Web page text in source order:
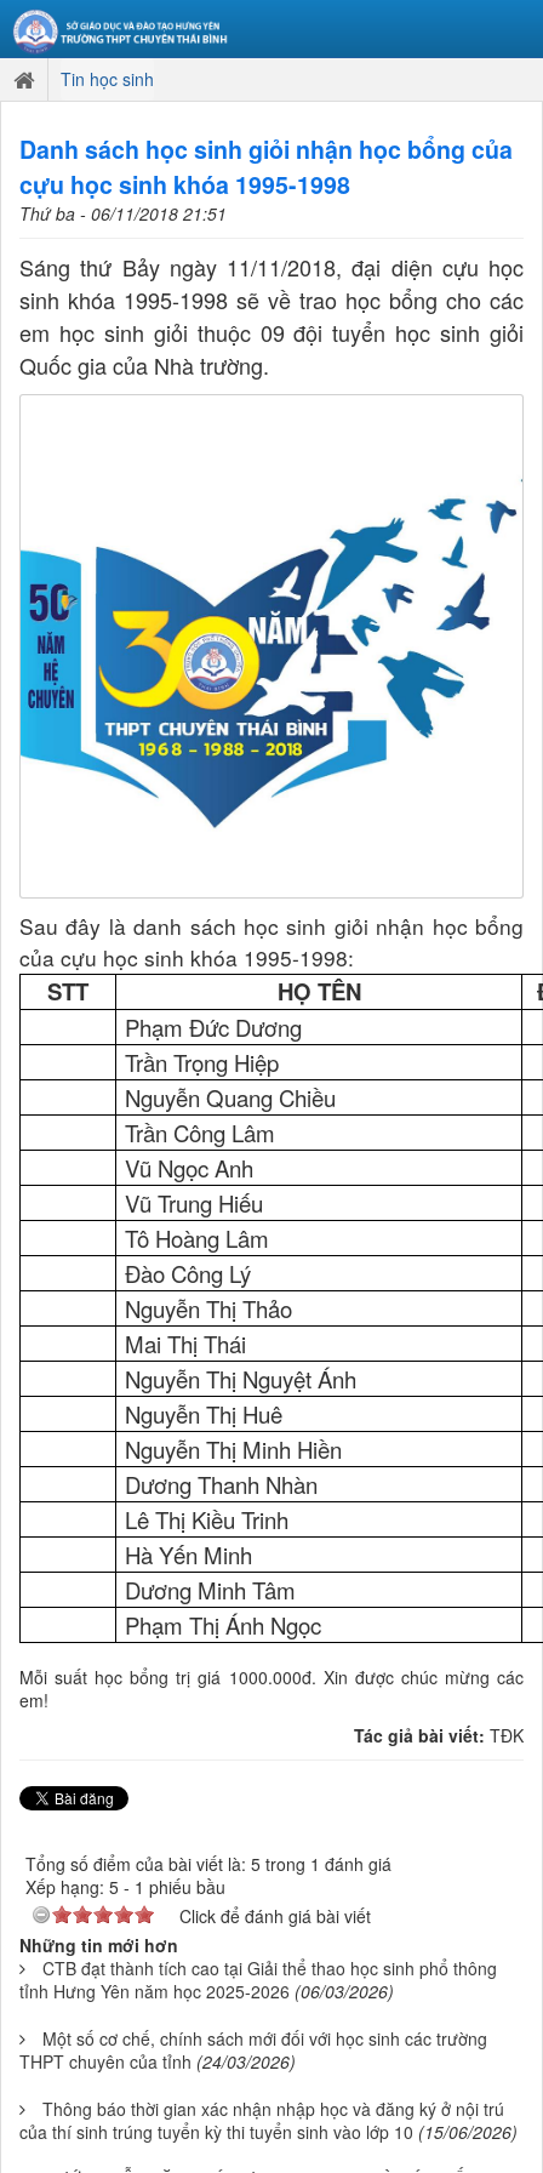
Tin học sinh
Danh sách học sinh giỏi nhận học bổng của
cựu học sinh khóa 1995-1998
Thứ ba - 06/11/2018 21:51
Sáng thứ Bảy ngày 11/11/2018, đại diện cựu học
sinh khóa 1995-1998 sẽ về trao học bổng cho các
em học sinh giỏi thuộc 09 đội tuyển học sinh giỏi
Quốc gia của Nhà trường.
Sau đây là danh sách học sinh giỏi nhận học bổng
của cựu học sinh khóa 1995-1998:
STT HỌ TÊN
Phạm Đức Dương
Trần Trọng Hiệp
Nguyễn Quang Chiều
Trần Công Lâm
Vũ Ngọc Anh
Vũ Trung Hiếu
Tô Hoàng Lâm
Đào Công Lý
Nguyễn Thị Thảo
Mai Thị Thái
Nguyễn Thị Nguyệt Ánh
Nguyễn Thị Huê
Nguyễn Thị Minh Hiền
Dương Thanh Nhàn
Lê Thị Kiều Trinh
Hà Yến Minh
Dương Minh Tâm
Phạm Thị Ánh Ngọc
Mỗi suất học bổng trị giá 1000.000đ. Xin được chúc mừng các
em!
Tác giả bài viết: TĐK
Tổng số điểm của bài viết là: 5 trong 1 đánh giá
Xếp hạng: 5 - 1 phiếu bầu
Click để đánh giá bài viết
Những tin mới hơn
CTB đạt thành tích cao tại Giải thể thao học sinh phổ thông
tỉnh Hưng Yên năm học 2025-2026 (06/03/2026)
Một số cơ chế, chính sách mới đối với học sinh các trường
THPT chuyên của tỉnh (24/03/2026)
Thông báo thời gian xác nhận nhập học và đăng ký ở nội trú
của thí sinh trúng tuyển kỳ thi tuyển sinh vào lớp 10 (15/06/2026)